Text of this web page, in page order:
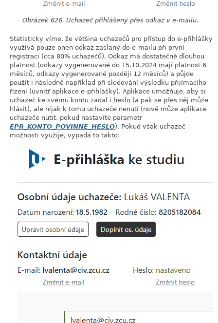
Obrázek 626. Uchazeč přihlášený přes odkaz v e-mailu.
Statisticky víme, že většina uchazečů pro přístup do e-přihlášky
využívá pouze onen odkaz zaslaný do e-mailu při první
registraci (cca 80% uchazečů). Odkaz má dostatečně dlouhou
platnost (odkazy vygenerované do 15.10.2024 mají platnost 6
měsíců, odkazy vygenerované později 12 měsíců) a půjde
použít i následně například při sledování výsledku přijímacího
řízení (uvnitř aplikace e-přihlášky). Aplikace umožňuje, aby si
uchazeč ke svému kontu zadal i heslo (a pak se přes něj může
hlásit), ale nijak k tomu uchazeče nenutí (nově může aplikace
uchazeče nutit, pokud nastavíte parametr
EPR_KONTO_POVINNE_HESLO). Pokud však uchazeč
možnosti využije, vypadá to takto: